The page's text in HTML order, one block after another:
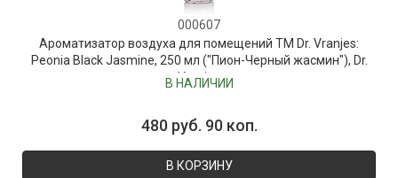
000607
Ароматизатор воздуха для помещений ТМ Dr. Vranjes:
Peonia Black Jasmine, 250 мл ("Пион-Черный жасмин"), Dr.
Vranjes
В НАЛИЧИИ
480 руб. 90 коп.
В КОРЗИНУ